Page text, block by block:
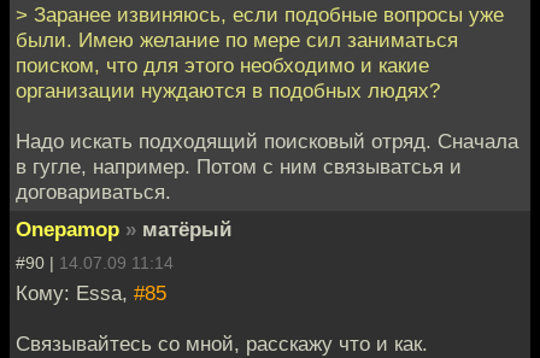
> Заранее извиняюсь, если подобные вопросы уже
были. Имею желание по мере сил заниматься
поиском, что для этого необходимо и какие
организации нуждаются в подобных людях?
Надо искать подходящий поисковый отряд. Сначала
в гугле, например. Потом с ним связыватсья и
договариваться.
Onepamop » матёрый
#90 | 14.07.09 11:14
Кому: Essa, #85
Связывайтесь со мной, расскажу что и как.